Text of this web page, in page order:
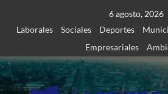
6 agosto, 2026
Laborales
Sociales Deportes
Empresariales